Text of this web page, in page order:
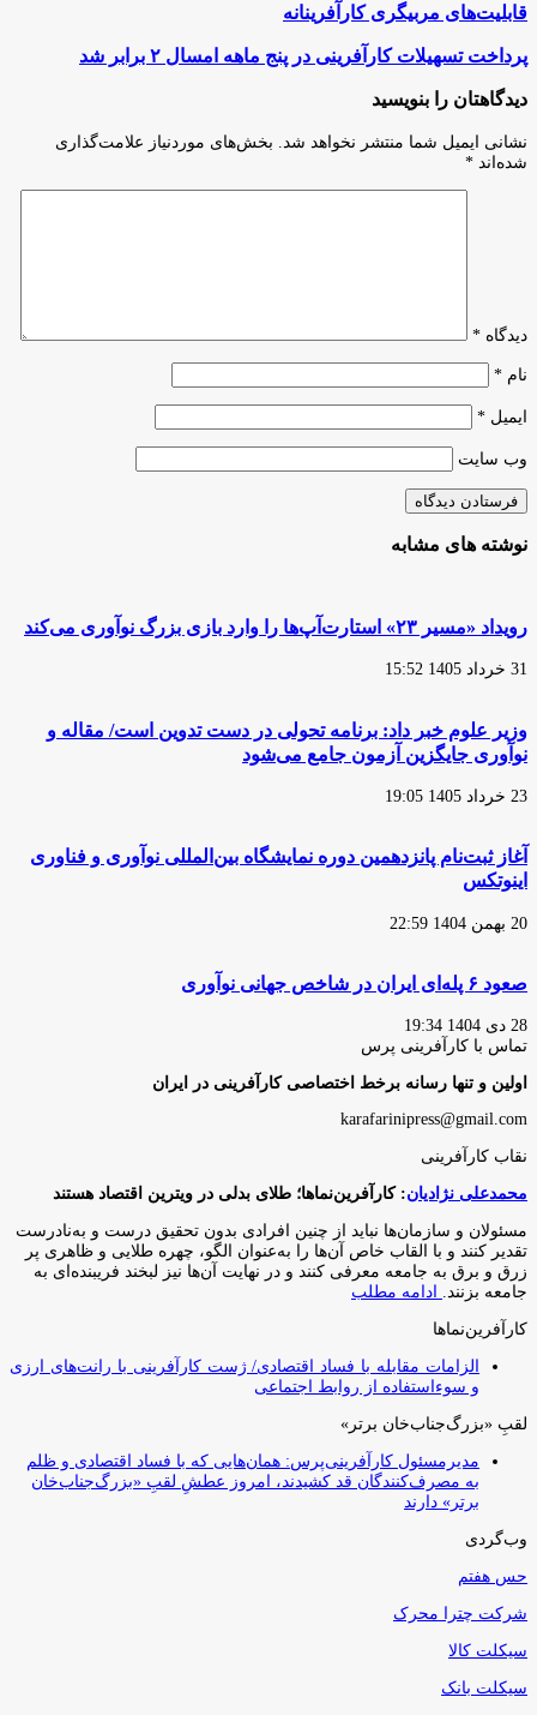
قابلیت‌های
کارآفرینانه
قابلیت‌های مربیگری کارآفرینانه
پرداخت
کارآفرینی
پنج
ماهه
پرداخت تسهیلات کارآفرینی در پنج ماهه امسال ۲ برابر شد
دیدگاهتان را بنویسید
نشانی ایمیل شما منتشر نخواهد شد.
بخش‌های موردنیاز علامت‌گذاری
شده‌اند *
دیدگاه *
نام *
ایمیل *
وب‌ سایت
نوشته های مشابه
رویداد «مسیر ۲۳» استارت‌آپ‌ها را وارد بازی بزرگ نوآوری می‌کند
31 خرداد 1405 15:52
وزیر علوم خبر داد: برنامه تحولی در دست تدوین است/ مقاله و
نوآوری جایگزین آزمون جامع می‌شود
23 خرداد 1405 19:05
آغاز ثبت‌نام پانزدهمین دوره نمایشگاه بین‌المللی نوآوری و فناوری
اینوتکس
20 بهمن 1404 22:59
صعود ۶ پله‌ای ایران در شاخص جهانی نوآوری
28 دی 1404 19:34
تماس با کارآفرینی پرس
اولین و تنها رسانه برخط اختصاصی کارآفرینی در ایران
karafarinipress@gmail.com
نقاب کارآفرینی
محمدعلی نژادیان: کارآفرین‌نماها؛ طلای بدلی در ویترین اقتصاد هستند
مسئولان و سازمان‌ها نباید از چنین افرادی بدون تحقیق درست و به‌نادرست
تقدیر کنند و با القاب خاص آ‌ن‌ها را به‌عنوان الگو، چهره طلایی و ظاهری پر
زرق و برق به جامعه معرفی کنند و در نهایت آن‌ها نیز لبخند فریبنده‌ای به
جامعه بزنند. ادامه مطلب
کارآفرین‌نماها
الزامات مقابله با فساد اقتصادی/ ژست کارآفرینی با رانت‌های ارزی
و سوءاستفاده از روابط اجتماعی
لقبِ «بزرگ‌جناب‌خان برتر»
مدیرمسئول کارآفرینی‌پرس: همان‌هایی که با فساد اقتصادی و ظلم
به مصرف‌کنندگان قد کشیدند، امروز عطشِ لقبِ «بزرگ‌جناب‌خان
برتر» دارند
وب‌گردی
حس هفتم
شرکت چترا محرک
سیکلت کالا
سیکلت بانک